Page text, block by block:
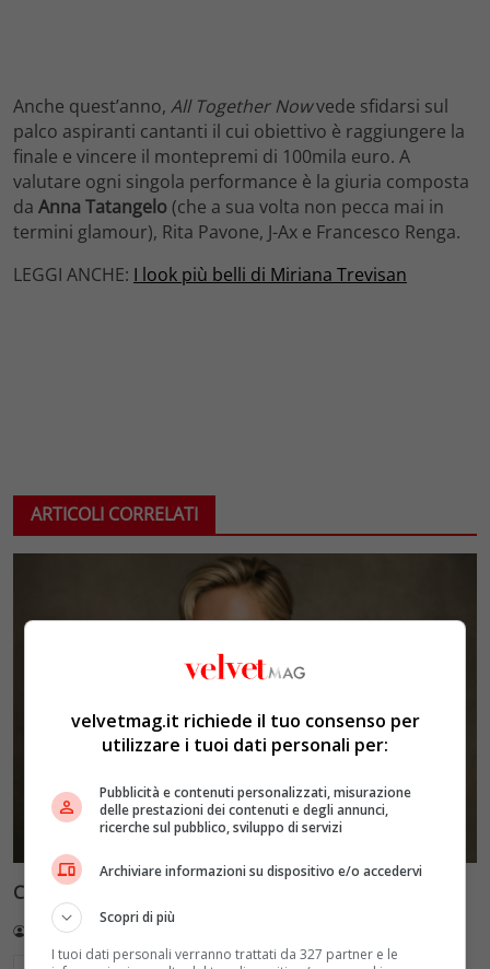
Anche quest’anno, All Together Nowvede sfidarsi sul
palco aspiranti cantanti il cui obiettivo è raggiungere la
finale e vincere il montepremi di 100mila euro. A
valutare ogni singola performance è la giuria composta
da Anna Tatangelo(che a sua volta non pecca mai in
termini glamour), Rita Pavone, J-Ax e Francesco Renga.
LEGGI ANCHE: I look più belli di Miriana Trevisan
ARTICOLI CORRELATI
Charlize Theron: i segreti di stile dell’attrice
Redazione VelvetMAG
velvetmag.it richiede il tuo consenso per
utilizzare i tuoi dati personali per:
Pubblicità e contenuti personalizzati, misurazione
delle prestazioni dei contenuti e degli annunci,
ricerche sul pubblico, sviluppo di servizi
Archiviare informazioni su dispositivo e/o accedervi
Scopri di più
I tuoi dati personali verranno trattati da 327 partner e le